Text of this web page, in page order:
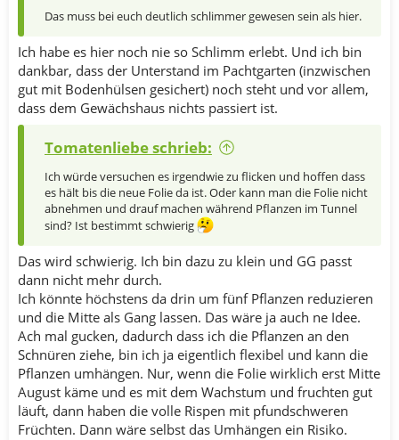
Das muss bei euch deutlich schlimmer gewesen sein als hier.
Ich habe es hier noch nie so Schlimm erlebt. Und ich bin
dankbar, dass der Unterstand im Pachtgarten (inzwischen
gut mit Bodenhülsen gesichert) noch steht und vor allem,
dass dem Gewächshaus nichts passiert ist.
Tomatenliebe schrieb:
Ich würde versuchen es irgendwie zu flicken und hoffen dass
es hält bis die neue Folie da ist. Oder kann man die Folie nicht
abnehmen und drauf machen während Pflanzen im Tunnel
sind? Ist bestimmt schwierig
Das wird schwierig. Ich bin dazu zu klein und GG passt
dann nicht mehr durch.
Ich könnte höchstens da drin um fünf Pflanzen reduzieren
und die Mitte als Gang lassen. Das wäre ja auch ne Idee.
Ach mal gucken, dadurch dass ich die Pflanzen an den
Schnüren ziehe, bin ich ja eigentlich flexibel und kann die
Pflanzen umhängen. Nur, wenn die Folie wirklich erst Mitte
August käme und es mit dem Wachstum und fruchten gut
läuft, dann haben die volle Rispen mit pfundschweren
Früchten. Dann wäre selbst das Umhängen ein Risiko.